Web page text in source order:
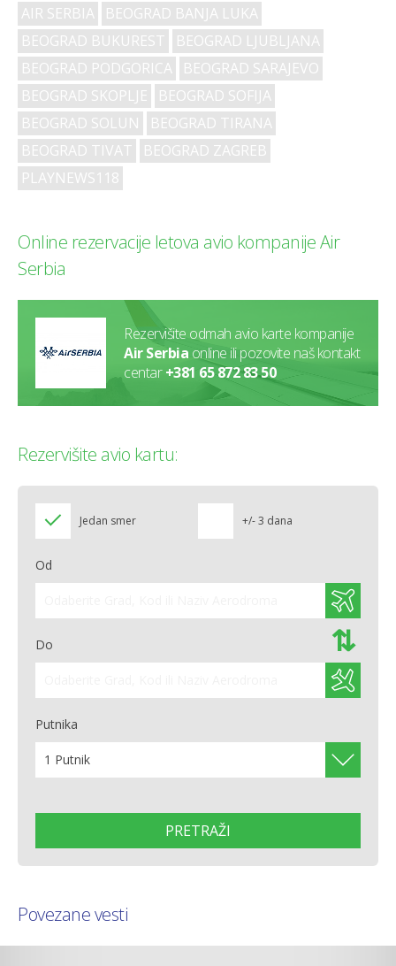
AIR SERBIA
BEOGRAD BANJA LUKA
BEOGRAD BUKUREST
BEOGRAD LJUBLJANA
BEOGRAD PODGORICA
BEOGRAD SARAJEVO
BEOGRAD SKOPLJE
BEOGRAD SOFIJA
BEOGRAD SOLUN
BEOGRAD TIRANA
BEOGRAD TIVAT
BEOGRAD ZAGREB
PLAYNEWS118
Online rezervacije letova avio kompanijeAir
Serbia
Rezervišite odmah avio karte kompanije
Air Serbia online ili pozovite naš kontakt
centar+381 65 872 83 50
Rezervišite avio kartu:
Jedan smer +/- 3 dana
Od
⇄
Do
Putnika
1 Putnik
Povezane vesti